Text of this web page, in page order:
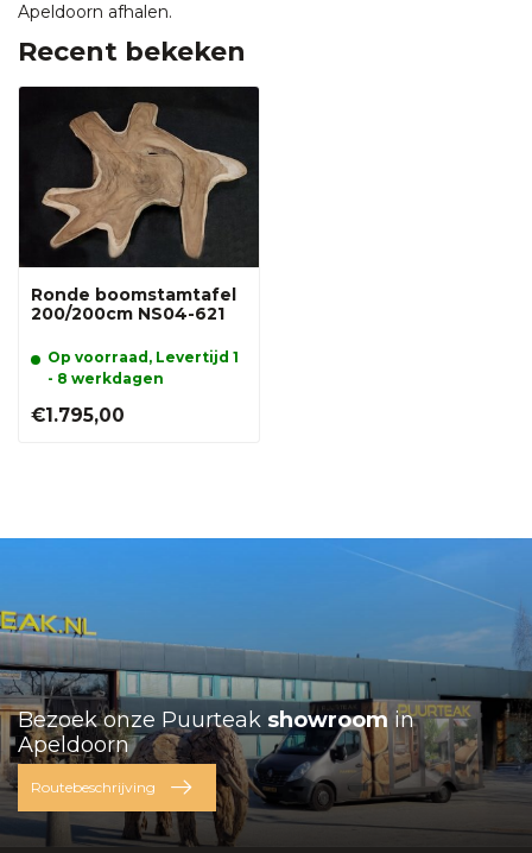
Apeldoorn afhalen.
Recent bekeken
Ronde boomstamtafel
200/200cm NS04-621
Op voorraad, Levertijd 1
- 8 werkdagen
€1.795,00
Bezoek onze Puurteak showroom in
Apeldoorn
Routebeschrijving